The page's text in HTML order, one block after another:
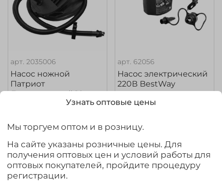
арт.2035006
Насос ножной
Патриот
Двухкамерный 10л
Предзаказ
арт. 62056
Насос электрический
220В BestWay
Ожидается Ожидается
Узнать оптовые цены
Мы торгуем оптом и в розницу.
На сайте указаны розничные цены. Для
получения оптовых цен и условий работы для
оптовых покупателей, пройдите процедуру
регистрации.